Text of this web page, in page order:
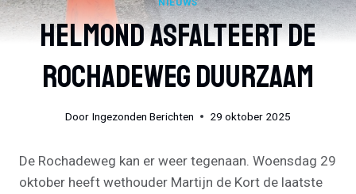
NIEUWS
Helmond Asfalteert De
Rochadeweg Duurzaam
Door Ingezonden Berichten 29 oktober 2025
De Rochadeweg kan er weer tegenaan. Woensdag 29
oktober heeft wethouder Martijn de Kort de laatste